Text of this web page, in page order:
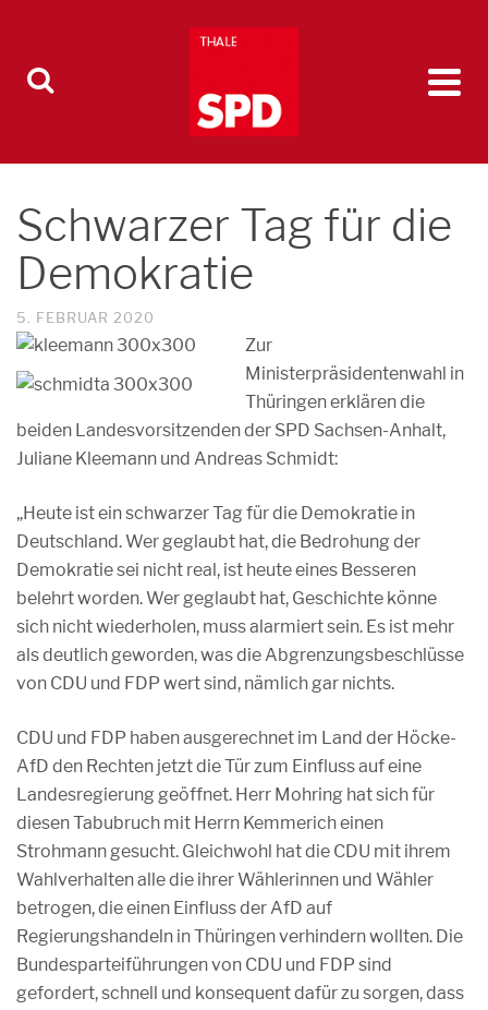
Schwarzer Tag für die
Demokratie
5. FEBRUAR 2020
Zur
Ministerpräsidentenwahl in
Thüringen erklären die
beiden Landesvorsitzenden der SPD Sachsen-Anhalt,
Juliane Kleemann und Andreas Schmidt:
„Heute ist ein schwarzer Tag für die Demokratie in
Deutschland. Wer geglaubt hat, die Bedrohung der
Demokratie sei nicht real, ist heute eines Besseren
belehrt worden. Wer geglaubt hat, Geschichte könne
sich nicht wiederholen, muss alarmiert sein. Es ist mehr
als deutlich geworden, was die Abgrenzungsbeschlüsse
von CDU und FDP wert sind, nämlich gar nichts.
CDU und FDP haben ausgerechnet im Land der Höcke-
AfD den Rechten jetzt die Tür zum Einfluss auf eine
Landesregierung geöffnet. Herr Mohring hat sich für
diesen Tabubruch mit Herrn Kemmerich einen
Strohmann gesucht. Gleichwohl hat die CDU mit ihrem
Wahlverhalten alle die ihrer Wählerinnen und Wähler
betrogen, die einen Einfluss der AfD auf
Regierungshandeln in Thüringen verhindern wollten. Die
Bundesparteiführungen von CDU und FDP sind
gefordert, schnell und konsequent dafür zu sorgen, dass